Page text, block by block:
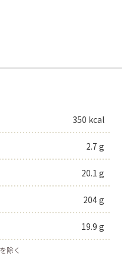
350 kcal
2.7 g
20.1 g
204 g
19.9 g
除く